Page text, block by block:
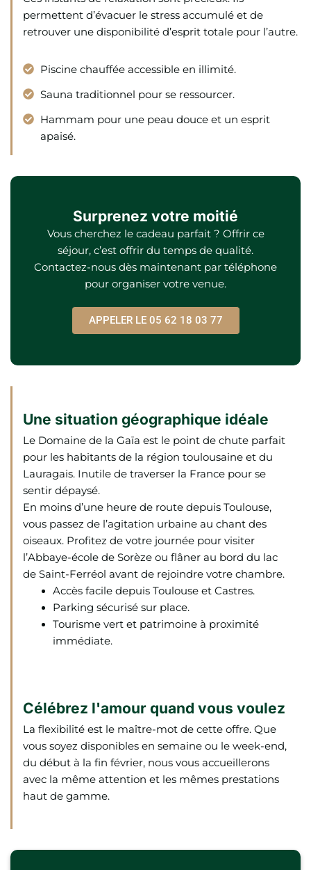
permettent d’évacuer le stress accumulé et de
retrouver une disponibilité d’esprit totale pour l’autre.
Piscine chauffée accessible en illimité.
Sauna traditionnel pour se ressourcer.
Hammam pour une peau douce et un esprit
apaisé.
Surprenez votre moitié
Vous cherchez le cadeau parfait ? Offrir ce
séjour, c’est offrir du temps de qualité.
Contactez-nous dès maintenant par téléphone
pour organiser votre venue.
APPELER LE 05 62 18 03 77
Une situation géographique idéale
Le Domaine de la Gaïa est le point de chute parfait
pour les habitants de la région toulousaine et du
Lauragais. Inutile de traverser la France pour se
sentir dépaysé.
En moins d’une heure de route depuis Toulouse,
vous passez de l’agitation urbaine au chant des
oiseaux. Profitez de votre journée pour visiter
l’Abbaye-école de Sorèze ou flâner au bord du lac
de Saint-Ferréol avant de rejoindre votre chambre.
Accès facile depuis Toulouse et Castres.
Parking sécurisé sur place.
Tourisme vert et patrimoine à proximité
immédiate.
Célébrez l'amour quand vous voulez
La flexibilité est le maître-mot de cette offre. Que
vous soyez disponibles en semaine ou le week-end,
du début à la fin février, nous vous accueillerons
avec la même attention et les mêmes prestations
haut de gamme.